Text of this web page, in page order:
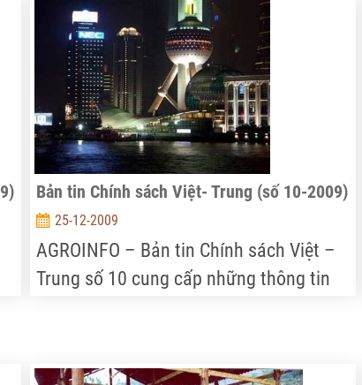
Bản tin Chính sách Việt- Trung (số 10-2009)
25-12-2009
AGROINFO – Bản tin Chính sách Việt –
Trung số 10 cung cấp những thông tin